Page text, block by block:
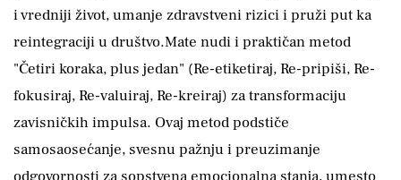
i vredniji život, umanje zdravstveni rizici i pruži put ka
reintegraciji u društvo.Mate nudi i praktičan metod
"Četiri koraka, plus jedan" (Re-etiketiraj, Re-pripiši, Re-
fokusiraj, Re-valuiraj, Re-kreiraj) za transformaciju
zavisničkih impulsa. Ovaj metod podstiče
samosaosećanje, svesnu pažnju i preuzimanje